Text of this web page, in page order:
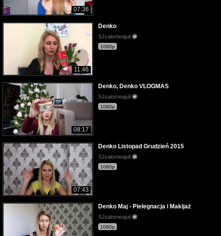
07:36
11:46
Denko
SJsalomeajuli
1080p
08:17
Denko, Denko VLOGMAS
SJsalomeajuli
1080p
07:43
Denko Listopad Grudzień 2015
SJsalomeajuli
1080p
Denko Maj - Pielegnacja i Makijaż
SJsalomeajuli
1080p